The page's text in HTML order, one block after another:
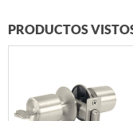
PRODUCTOS